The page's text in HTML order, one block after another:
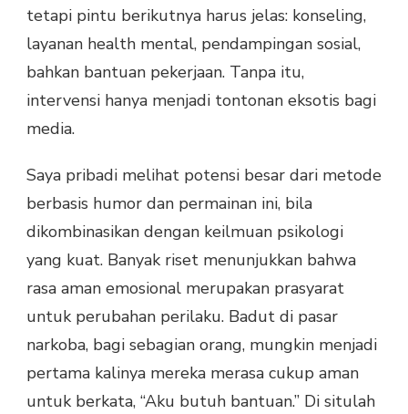
tetapi pintu berikutnya harus jelas: konseling,
layanan health mental, pendampingan sosial,
bahkan bantuan pekerjaan. Tanpa itu,
intervensi hanya menjadi tontonan eksotis bagi
media.
Saya pribadi melihat potensi besar dari metode
berbasis humor dan permainan ini, bila
dikombinasikan dengan keilmuan psikologi
yang kuat. Banyak riset menunjukkan bahwa
rasa aman emosional merupakan prasyarat
untuk perubahan perilaku. Badut di pasar
narkoba, bagi sebagian orang, mungkin menjadi
pertama kalinya mereka merasa cukup aman
untuk berkata, “Aku butuh bantuan.” Di situlah